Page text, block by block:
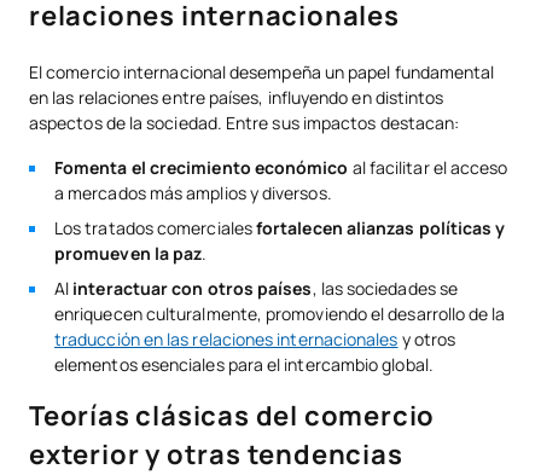
relaciones internacionales
El comercio internacional desempeña un papel fundamental
en las relaciones entre países, influyendo en distintos
aspectos de la sociedad. Entre sus impactos destacan:
Fomenta el crecimiento económico al facilitar el acceso
a mercados más amplios y diversos.
Los tratados comercialesfortalecen alianzas políticas y
promueven la paz.
Al interactuar con otros países, las sociedades se
enriquecen culturalmente, promoviendo el desarrollo de la
traducción en las relaciones internacionales y otros
elementos esenciales para el intercambio global.
Teorías clásicas del comercio
exterior y otras tendencias